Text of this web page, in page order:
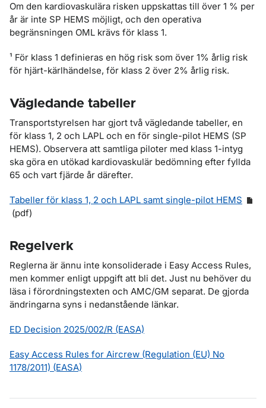
Om den kardiovaskulära risken uppskattas till över 1 % per
år är inte SP HEMS möjligt, och den operativa
begränsningen OML krävs för klass 1.
¹ För klass 1 definieras en hög risk som över 1% årlig risk
för hjärt-kärlhändelse, för klass 2 över 2% årlig risk.
Vägledande tabeller
Transportstyrelsen har gjort två vägledande tabeller, en
för klass 1, 2 och LAPL och en för single-pilot HEMS (SP
HEMS). Observera att samtliga piloter med klass 1-intyg
ska göra en utökad kardiovaskulär bedömning efter fyllda
65 och vart fjärde år därefter.
Tabeller för klass 1, 2 och LAPL samt single-pilot HEMS
(pdf)
Regelverk
Reglerna är ännu inte konsoliderade i Easy Access Rules,
men kommer enligt uppgift att bli det. Just nu behöver du
läsa i förordningstexten och AMC/GM separat. De gjorda
ändringarna syns i nedanstående länkar.
ED Decision 2025/002/R (EASA)
Easy Access Rules for Aircrew (Regulation (EU) No
1178/2011) (EASA)